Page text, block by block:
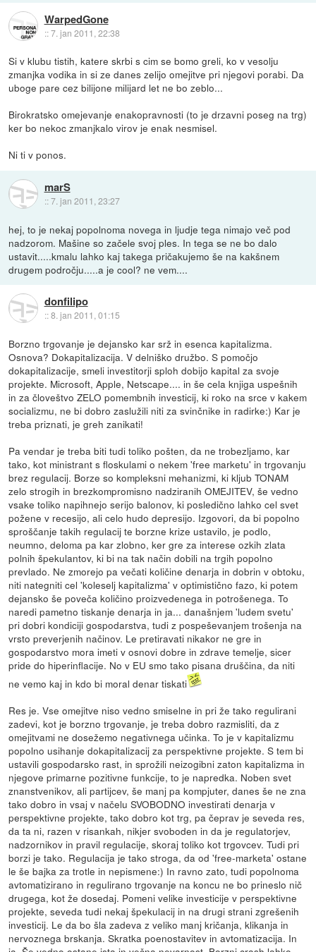
WarpedGone
::7. jan 2011, 22:38
Si v klubu tistih, katere skrbi s cim se bomo greli, ko v vesolju
zmanjka vodika in si ze danes zelijo omejitve pri njegovi porabi. Da
uboge pare cez bilijone milijard let ne bo zeblo...
Birokratsko omejevanje enakopravnosti (to je drzavni poseg na trg)
ker bo nekoc zmanjkalo virov je enak nesmisel.
Ni ti v ponos.
marS
::7. jan 2011, 23:27
hej, to je nekaj popolnoma novega in ljudje tega nimajo več pod
nadzorom. Mašine so začele svoj ples. In tega se ne bo dalo
ustavit.....kmalu lahko kaj takega pričakujemo še na kakšnem
drugem področju.....a je cool? ne vem....
donfilipo
::8. jan 2011, 01:15
Borzno trgovanje je dejansko kar srž in esenca kapitalizma.
Osnova? Dokapitalizacija. V delniško družbo. S pomočjo
dokapitalizacije, smeli investitorji sploh dobijo kapital za svoje
projekte. Microsoft, Apple, Netscape.... in še cela knjiga uspešnih
in za človeštvo ZELO pomembnih investicij, ki roko na srce v kakem
socializmu, ne bi dobro zaslužili niti za svinčnike in radirke:) Kar je
treba priznati, je greh zanikati!
Pa vendar je treba biti tudi toliko pošten, da ne trobezljamo, kar
tako, kot ministrant s floskulami o nekem 'free marketu' in trgovanju
brez regulacij. Borze so kompleksni mehanizmi, ki kljub TONAM
zelo strogih in brezkompromisno nadziranih OMEJITEV, še vedno
vsake toliko napihnejo serijo balonov, ki posledično lahko cel svet
požene v recesijo, ali celo hudo depresijo. Izgovori, da bi popolno
sproščanje takih regulacij te borzne krize ustavilo, je podlo,
neumno, deloma pa kar zlobno, ker gre za interese ozkih zlata
polnih špekulantov, ki bi na tak način dobili na trgih popolno
prevlado. Ne zmorejo pa večati količine denarja in dobrin v obtoku,
niti nategniti cel 'koleselj kapitalizma' v optimistično fazo, ki potem
dejansko še poveča količino proizvedenega in potrošenega. To
naredi pametno tiskanje denarja in ja... današnjem 'ludem svetu'
pri dobri kondiciji gospodarstva, tudi z pospeševanjem trošenja na
vrsto preverjenih načinov. Le pretiravati nikakor ne gre in
gospodarstvo mora imeti v osnovi dobre in zdrave temelje, sicer
pride do hiperinflacije. No v EU smo tako pisana druščina, da niti
ne vemo kaj in kdo bi moral denar tiskati
Res je. Vse omejitve niso vedno smiselne in pri že tako regulirani
zadevi, kot je borzno trgovanje, je treba dobro razmisliti, da z
omejitvami ne dosežemo negativnega učinka. To je v kapitalizmu
popolno usihanje dokapitalizacij za perspektivne projekte. S tem bi
ustavili gospodarsko rast, in sprožili neizogibni zaton kapitalizma in
njegove primarne pozitivne funkcije, to je napredka. Noben svet
znanstvenikov, ali partijcev, še manj pa kompjuter, danes še ne zna
tako dobro in vsaj v načelu SVOBODNO investirati denarja v
perspektivne projekte, tako dobro kot trg, pa čeprav je seveda res,
da ta ni, razen v risankah, nikjer svoboden in da je regulatorjev,
nadzornikov in pravil regulacije, skoraj toliko kot trgovcev. Tudi pri
borzi je tako. Regulacija je tako stroga, da od 'free-marketa' ostane
le še bajka za trotle in nepismene:) In ravno zato, tudi popolnoma
avtomatizirano in regulirano trgovanje na koncu ne bo prineslo nič
drugega, kot že dosedaj. Pomeni velike investicije v perspektivne
projekte, seveda tudi nekaj špekulacij in na drugi strani zgrešenih
investicij. Le da bo šla zadeva z veliko manj kričanja, klikanja in
nervoznega brskanja. Skratka poenostavitev in avtomatizacija. In